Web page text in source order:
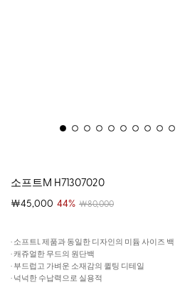
소프트M H71307020
￦45,000 44% ￦80,000
· 소프트L 제품과 동일한 디자인의 미듐 사이즈 백
· 캐쥬얼한 무드의 원단백
· 부드럽고 가벼운 소재감의 퀼팅 디테일
· 넉넉한 수납력으로 실용적